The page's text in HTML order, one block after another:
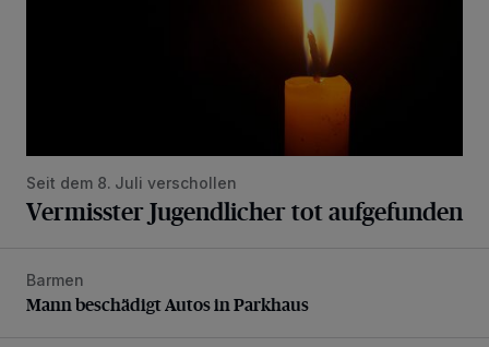
Seit dem 8. Juli verschollen
Vermisster Jugendlicher tot aufgefunden
Mann beschädigt Autos in Parkhaus
Barmen
Mann beschädigt Autos in Parkhaus